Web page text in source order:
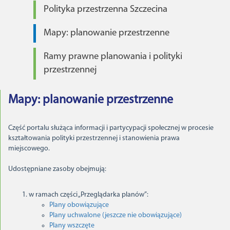
Polityka przestrzenna Szczecina
Mapy: planowanie przestrzenne
Ramy prawne planowania i polityki
przestrzennej
Mapy: planowanie przestrzenne
Część portalu służąca informacji i partycypacji społecznej w procesie
kształtowania polityki przestrzennej i stanowienia prawa
miejscowego.
Udostępniane zasoby obejmują:
w ramach części „Przeglądarka planów”:
Plany obowiązujące
Plany uchwalone (jeszcze nie obowiązujące)
Plany wszczęte